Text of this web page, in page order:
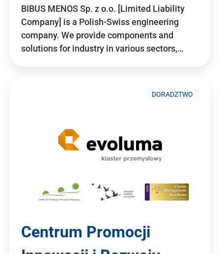
BIBUS MENOS Sp. z o.o. [Limited Liability
Company] is a Polish-Swiss engineering
company. We provide components and
solutions for industry in various sectors,…
DORADZTWO
Centrum Promocji